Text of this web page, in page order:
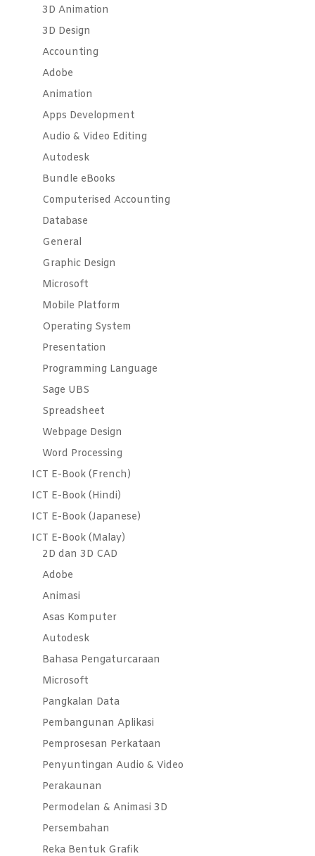
3D Animation
3D Design
Accounting
Adobe
Animation
Apps Development
Audio & Video Editing
Autodesk
Bundle eBooks
Computerised Accounting
Database
General
Graphic Design
Microsoft
Mobile Platform
Operating System
Presentation
Programming Language
Sage UBS
Spreadsheet
Webpage Design
Word Processing
ICT E-Book (French)
ICT E-Book (Hindi)
ICT E-Book (Japanese)
ICT E-Book (Malay)
2D dan 3D CAD
Adobe
Animasi
Asas Komputer
Autodesk
Bahasa Pengaturcaraan
Microsoft
Pangkalan Data
Pembangunan Aplikasi
Pemprosesan Perkataan
Penyuntingan Audio & Video
Perakaunan
Permodelan & Animasi 3D
Persembahan
Reka Bentuk Grafik